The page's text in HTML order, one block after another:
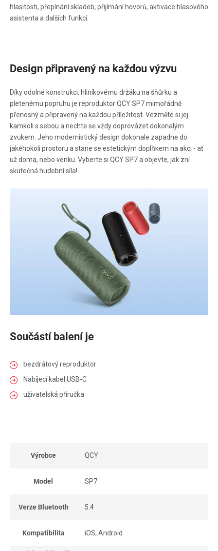
hlasitosti, přepínání skladeb, přijímání hovorů, aktivace hlasového
asistenta a dalších funkcí.
Design připravený na každou výzvu
Díky odolné konstrukci, hliníkovému držáku na šňůrku a
pletenému popruhu je reproduktor QCY SP7 mimořádně
přenosný a připravený na každou příležitost. Vezměte si jej
kamkoli s sebou a nechte se vždy doprovázet dokonalým
zvukem. Jeho modernistický design dokonale zapadne do
jakéhokoli prostoru a stane se estetickým doplňkem na akci - ať
už doma, nebo venku. Vyberte si QCY SP7 a objevte, jak zní
skutečná hudební síla!
Součástí balení je
bezdrátový reproduktor
Nabíjecí kabel USB-C
uživatelská příručka
Výrobce QCY
Model SP7
Verze Bluetooth 5.4
Kompatibilita iOS, Android